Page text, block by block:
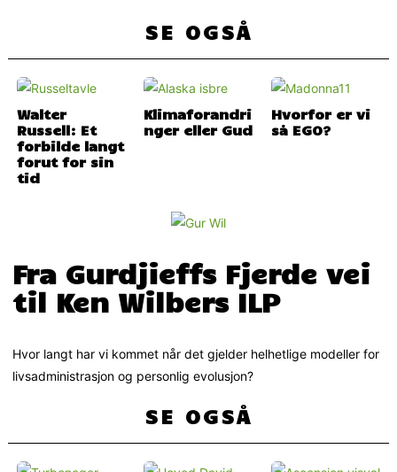
SE OGSÅ
Walter
Russell: Et
forbilde langt
forut for sin
tid
Klimaforandri
nger eller Gud
Hvorfor er vi
så EGO?
Fra Gurdjieffs Fjerde vei
til Ken Wilbers ILP
Hvor langt har vi kommet når det gjelder helhetlige modeller for
livsadministrasjon og personlig evolusjon?
SE OGSÅ